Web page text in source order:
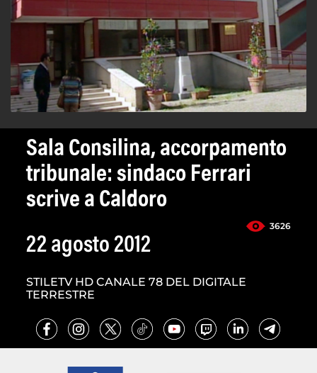
Sala Consilina, accorpamento
tribunale: sindaco Ferrari
scrive a Caldoro
3626
22 agosto 2012
STILETV HD CANALE 78 DEL DIGITALE
TERRESTRE